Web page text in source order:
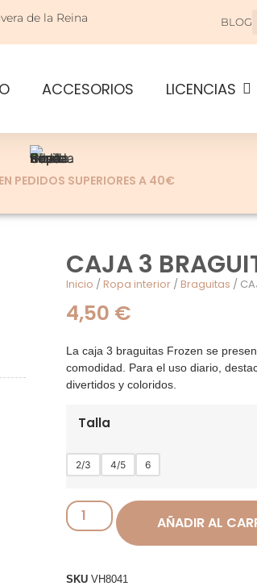
de la Reina BLOG
ACCESORIOS LICENCIAS
PEDIDOS SUPERIORES A 40€
CAJA 3
Inicio /Ropa interior /Braguitas /
4,50 €
La caja 3 braguitas Frozen se
comodidad. Para el uso diario,
divertidos y coloridos.
Talla
2/3 4/5 6
AÑADIR AL
SKU VH8041